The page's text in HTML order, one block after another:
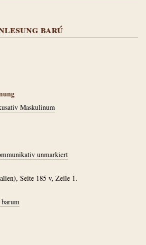
barú
Maskulinum
unmarkiert
Seite 185 v, Zeile 1.